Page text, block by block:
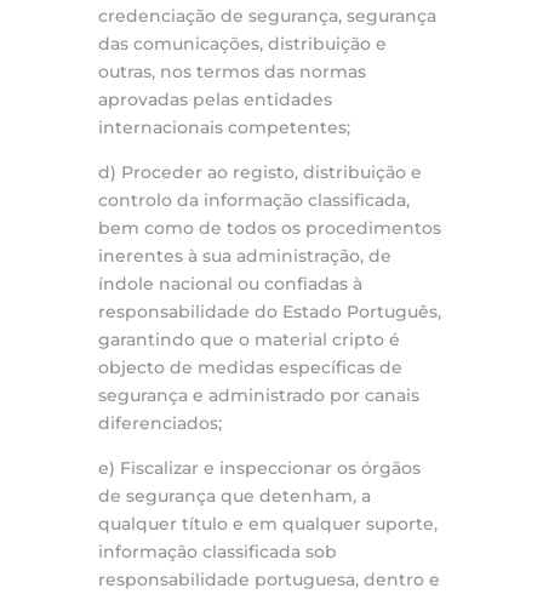
credenciação de segurança, segurança
das comunicações, distribuição e
outras, nos termos das normas
aprovadas pelas entidades
internacionais competentes;
d) Proceder ao registo, distribuição e
controlo da informação classificada,
bem como de todos os procedimentos
inerentes à sua administração, de
índole nacional ou confiadas à
responsabilidade do Estado Português,
garantindo que o material cripto é
objecto de medidas específicas de
segurança e administrado por canais
diferenciados;
e) Fiscalizar e inspeccionar os órgãos
de segurança que detenham, a
qualquer título e em qualquer suporte,
informação classificada sob
responsabilidade portuguesa, dentro e